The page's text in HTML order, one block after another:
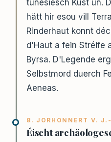
tunesiësch Küst un.
hätt hir esou vill
Rinderhaut konnt
d'Haut a fein Stréife
Byrsa. D'Legende
Selbstmord duerch
Aeneas.
8. JORHONNERT V.
Éischt